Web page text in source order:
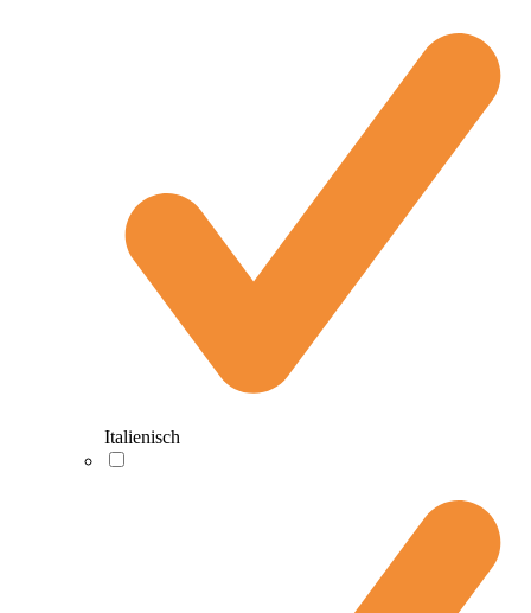
Italienisch